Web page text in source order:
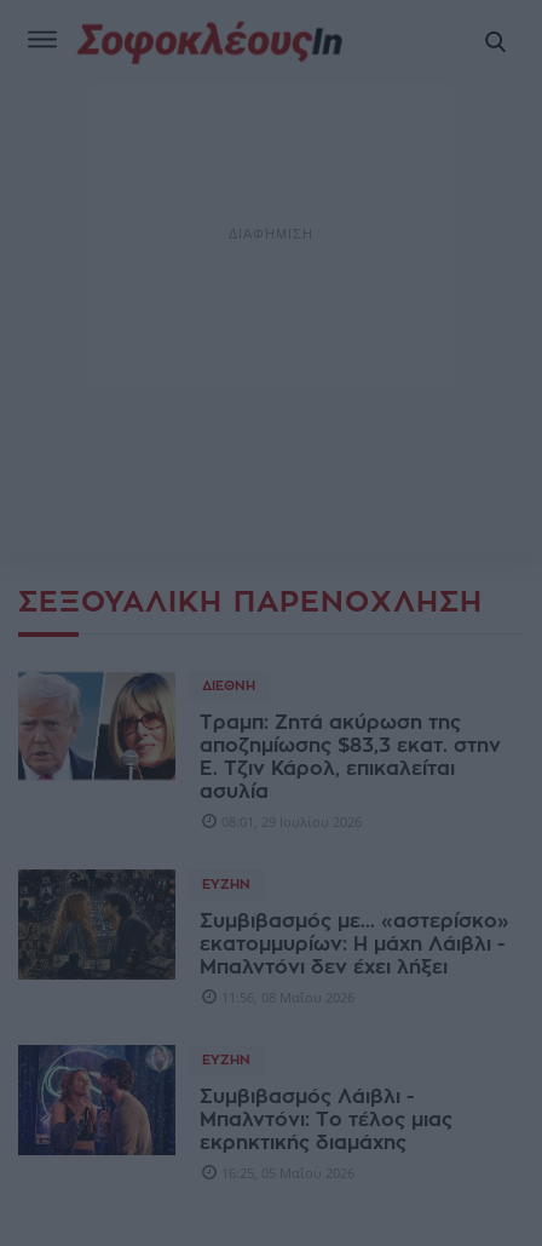
ΣΕΞΟΥΑΛΙΚΉ ΠΑΡΕΝΌΧΛΗΣΗ
ΔΙΕΘΝΉ
Τραμπ: Ζητά ακύρωση της
αποζημίωσης $83,3 εκατ. στην
Ε. Τζιν Κάρολ, επικαλείται
ασυλία
08:01, 29 Ιουλίου 2026
ΕΥΖΗΝ
Συμβιβασμός με... «αστερίσκο»
εκατομμυρίων: Η μάχη Λάιβλι -
Μπαλντόνι δεν έχει λήξει
11:56, 08 Μαΐου 2026
ΕΥΖΗΝ
Συμβιβασμός Λάιβλι -
Μπαλντόνι: Το τέλος μιας
εκρηκτικής διαμάχης
16:25, 05 Μαΐου 2026